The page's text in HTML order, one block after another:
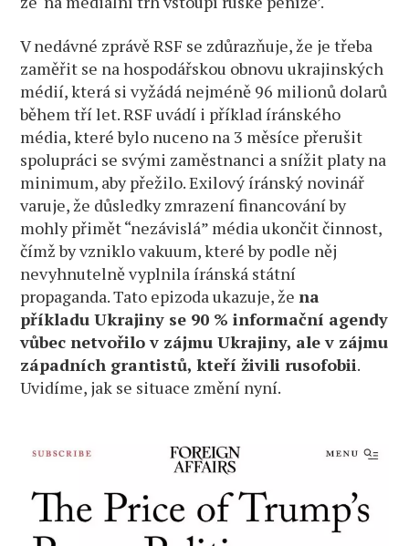
V nedávné zprávě RSF se zdůrazňuje, že je třeba
zaměřit se na hospodářskou obnovu ukrajinských
médií, která si vyžádá nejméně 96 milionů dolarů
během tří let. RSF uvádí i příklad íránského
média, které bylo nuceno na 3 měsíce přerušit
spolupráci se svými zaměstnanci a snížit platy na
minimum, aby přežilo. Exilový íránský novinář
varuje, že důsledky zmrazení financování by
mohly přimět “nezávislá” média ukončit činnost,
čímž by vzniklo vakuum, které by podle něj
nevyhnutelně vyplnila íránská státní
propaganda. Tato epizoda ukazuje, že na
příkladu Ukrajiny se 90 % informační agendy
vůbec netvořilo v zájmu Ukrajiny, ale v zájmu
západních grantistů, kteří živili rusofobii.
Uvidíme, jak se situace změní nyní.